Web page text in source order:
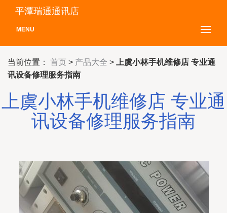
平潭瑞通通讯店
MENU
当前位置： 首页 > 产品大全 >
上虞小林手机维修店 专业通
讯设备修理服务指南
上虞小林手机维修店 专业通
讯设备修理服务指南